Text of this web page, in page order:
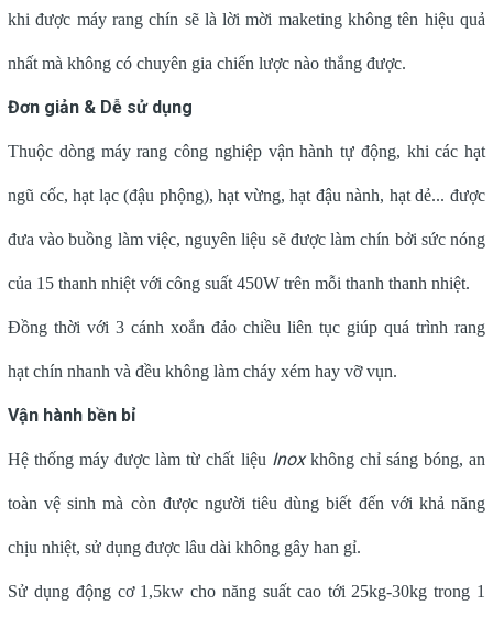
khi được máy rang chín sẽ là lời mời maketing không tên hiệu quả
nhất mà không có chuyên gia chiến lược nào thắng được.
Đơn giản & Dễ sử dụng
Thuộc dòng máy rang công nghiệp vận hành tự động, khi các hạt
ngũ cốc, hạt lạc (đậu phộng), hạt vừng, hạt đậu nành, hạt dẻ... được
đưa vào buồng làm việc, nguyên liệu sẽ được làm chín bởi sức nóng
của 15 thanh nhiệt với công suất 450W trên mỗi thanh thanh nhiệt.
Đồng thời với 3 cánh xoắn đảo chiều liên tục giúp quá trình rang
hạt chín nhanh và đều không làm cháy xém hay vỡ vụn.
Vận hành bền bỉ
Hệ thống máy được làm từ chất liệu Inoxkhông chỉ sáng bóng, an
toàn vệ sinh mà còn được người tiêu dùng biết đến với khả năng
chịu nhiệt, sử dụng được lâu dài không gây han gỉ.
Sử dụng động cơ 1,5kw cho năng suất cao tới 25kg-30kg trong 1